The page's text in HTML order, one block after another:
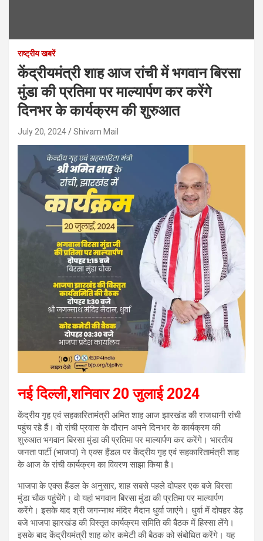
राष्ट्रीय खबरें
केंद्रीयमंत्री शाह आज रांची में भगवान बिरसा
मुंडा की प्रतिमा पर माल्यार्पण कर करेंगे
दिनभर के कार्यक्रम की शुरुआत
July 20, 2024 Shivam Mail
नई दिल्ली,शनिवार 20 जुलाई 2024
केंद्रीय गृह एवं सहकारितामंत्री अमित शाह आज झारखंड की राजधानी रांची
पहुंच रहे हैं। वो रांची प्रवास के दौरान अपने दिनभर के कार्यक्रम की
शुरुआत भगवान बिरसा मुंडा की प्रतिमा पर माल्यार्पण कर करेंगे। भारतीय
जनता पार्टी (भाजपा) ने एक्स हैंडल पर केंद्रीय गृह एवं सहकारितामंत्री शाह
के आज के रांची कार्यक्रम का विवरण साझा किया है।
भाजपा के एक्स हैंडल के अनुसार, शाह सबसे पहले दोपहर एक बजे बिरसा
मुंडा चौक पहुंचेंगे। वो यहां भगवान बिरसा मुंडा की प्रतिमा पर माल्यार्पण
करेंगे। इसके बाद श्री जगन्नाथ मंदिर मैदान धुर्वा जाएंगे। धुर्वा में दोपहर डेढ़
बजे भाजपा झारखंड की विस्तृत कार्यक्रम समिति की बैठक में हिस्सा लेंगे।
इसके बाद केंद्रीयमंत्री शाह कोर कमेटी की बैठक को संबोधित करेंगे। यह